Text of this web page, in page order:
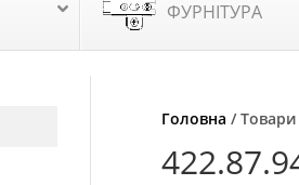
ФУРНІТУРА
Головна / Товари